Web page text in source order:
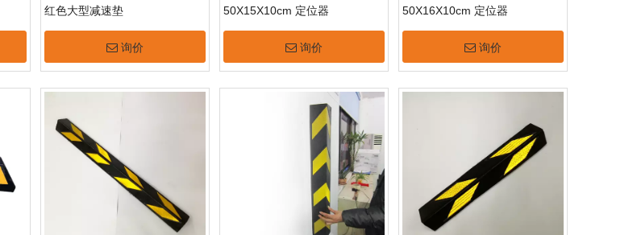
红色大型减速垫
询价
50X15X10cm 定位器
询价
50X16X10cm 定位器
询价